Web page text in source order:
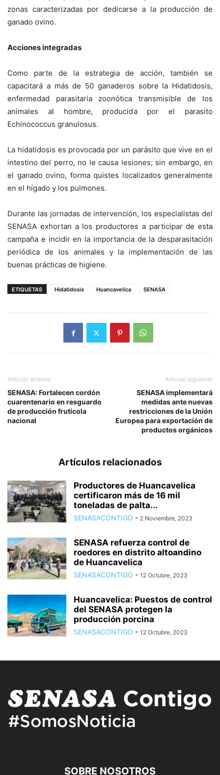
zonas caracterizadas por dedicarse a la producción de
ganado ovino.
Acciones integradas
Como parte de la estrategia de acción, también se
capacitará a más de 50 ganaderos sobre la Hidatidosis,
enfermedad parasitaria zoonótica transmisible de los
animales al hombre, producida por el parasito
Echinococcus granulosus.
La hidatidosis es provocada por un parásito que vive en el
intestino del perro, no le causa lesiones; sin embargo, en
el ganado ovino, forma quistes localizados generalmente
en el hígado y los pulmones.
Durante las jornadas de intervención, los especialistas del
SENASA exhortan a los productores a participar de esta
campaña e incidir en la importancia de la desparasitación
periódica de los animales y la implementación de las
buenas prácticas de higiene.
ETIQUETAS Hidatidosis Huancavelica SENASA
Artículo anterior
SENASA: Fortalecen cordón
cuarentenario en resguardo
de producción frutícola
nacional
Artículo siguiente
SENASA implementará
medidas ante nuevas
restricciones de la Unión
Europea para exportación de
productos orgánicos
Artículos relacionados
Productores de Huancavelica
certificaron más de 16 mil
toneladas de palta...
SENASACONTIGO - 2 Noviembre, 2023
SENASA refuerza control de
roedores en distrito altoandino
de Huancavelica
SENASACONTIGO - 12 Octubre, 2023
Huancavelica: Puestos de control
del SENASA protegen la
producción porcina
SENASACONTIGO - 12 Octubre, 2023
SOBRE NOSOTROS